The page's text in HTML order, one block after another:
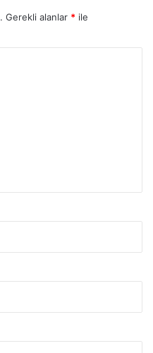
Gerekli alanlar * ile